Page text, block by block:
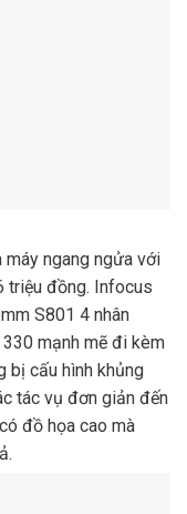
máy ngang ngửa với
triệu đồng. Infocus
S801 4 nhân
mạnh mẽ đi kèm
bị cấu hình khủng
tác vụ đơn giản đến
đồ họa cao mà